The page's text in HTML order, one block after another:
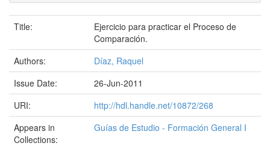
Title:
Ejercicio para practicar el Proceso de
Comparación.
Authors:
Díaz, Raquel
Issue Date:
26-Jun-2011
URI:
http://hdl.handle.net/10872/268
Appears in
Collections:
Guías de Estudio - Formación General I